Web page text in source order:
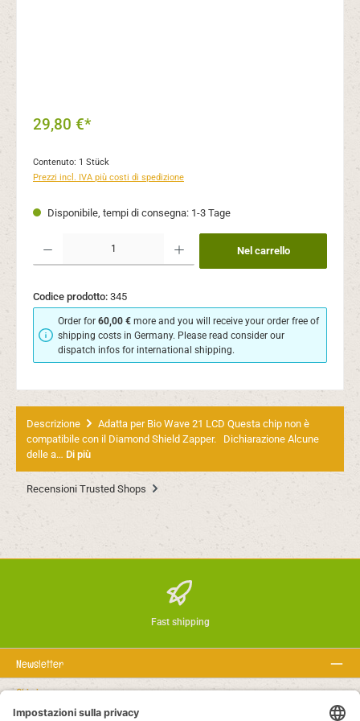
29,80 €*
Contenuto: 1 Stück
Prezzi incl. IVA più costi di spedizione
Disponibile, tempi di consegna: 1-3 Tage
Quantità del prodotto: inserisci la quantità desiderata o usa i pulsanti per
Nel carrello
Codice prodotto: 345
Order for60,00 € more and you will receive your order free of
shipping costs in Germany. Please read consider our
dispatch infos for international shipping.
Descrizione
Adatta per Bio Wave 21 LCD Questa chip non è
compatibile con il Diamond Shield Zapper. Dichiarazione Alcune
delle a… Di più
Recensioni Trusted Shops
Fast shipping
Newsletter
Chi siamo